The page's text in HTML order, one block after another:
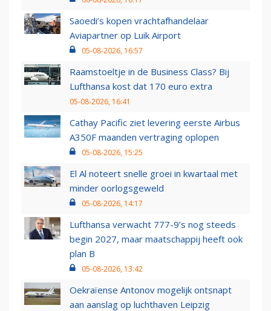
Saoedi’s kopen vrachtafhandelaar
Aviapartner op Luik Airport
05-08-2026, 16:57
Raamstoeltje in de Business Class? Bij
Lufthansa kost dat 170 euro extra
05-08-2026, 16:41
Cathay Pacific ziet levering eerste Airbus
A350F maanden vertraging oplopen
05-08-2026, 15:25
El Al noteert snelle groei in kwartaal met
minder oorlogsgeweld
05-08-2026, 14:17
Lufthansa verwacht 777-9’s nog steeds
begin 2027, maar maatschappij heeft ook
plan B
05-08-2026, 13:42
Oekraïense Antonov mogelijk ontsnapt
aan aanslag op luchthaven Leipzig